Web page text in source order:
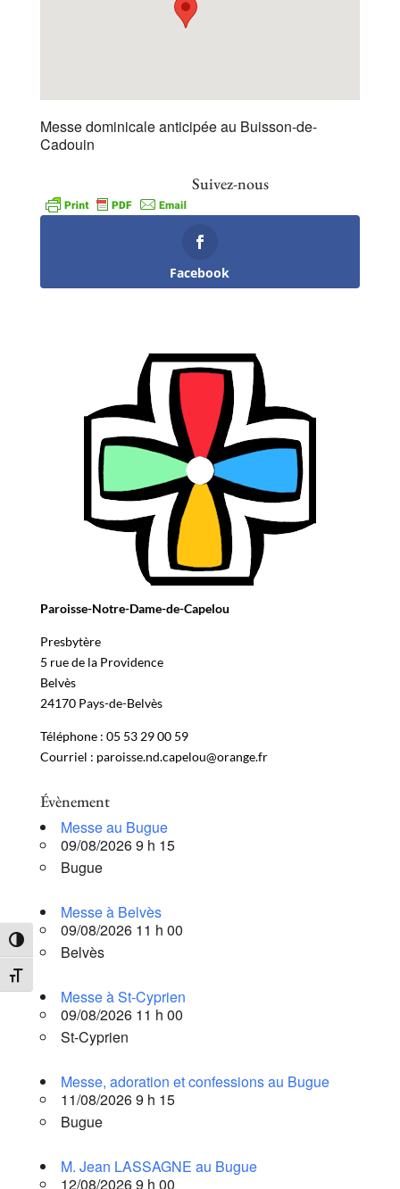
Passer en contraste élevé
Changer la taille de la police
Messe dominicale anticipée au Buisson-de-
Cadouin
Suivez-nous
Facebook
Paroisse-Notre-Dame-de-Capelou
Presbytère
5 rue de la Providence
Belvès
24170 Pays-de-Belvès
Téléphone : 05 53 29 00 59
Courriel : paroisse.nd.capelou@orange.fr
Évènement
Messe au Bugue
09/08/2026 9 h 15
Bugue
Messe à Belvès
09/08/2026 11 h 00
Belvès
Messe à St-Cyprien
09/08/2026 11 h 00
St-Cyprien
Messe, adoration et confessions au Bugue
11/08/2026 9 h 15
Bugue
M. Jean LASSAGNE au Bugue
12/08/2026 9 h 00